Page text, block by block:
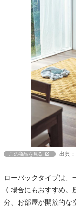
この商品を見る 出典
ローバックタイプは、
く場合にもおすすめ。
分、お部屋が開放的な